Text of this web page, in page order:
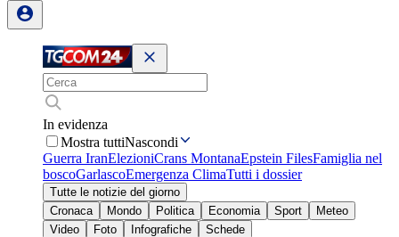
In evidenza
Mostra tuttiNascondi
Guerra IranElezioniCrans MontanaEpstein FilesFamiglia nel
boscoGarlascoEmergenza ClimaTutti i dossier
Tutte le notizie del giorno
Cronaca
Mondo Politica Economia Sport
Meteo
Video
Foto Infografiche
Schede